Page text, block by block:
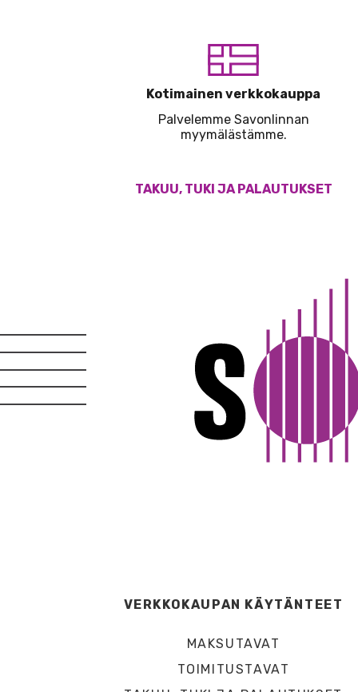
Kotimainen verkkokauppa
Palvelemme Savonlinnan
myymälästämme.
TAKUU, TUKI JA PALAUTUKSET
VERKKOKAUPAN KÄYTÄNTEET
MAKSUTAVAT
TOIMITUSTAVAT